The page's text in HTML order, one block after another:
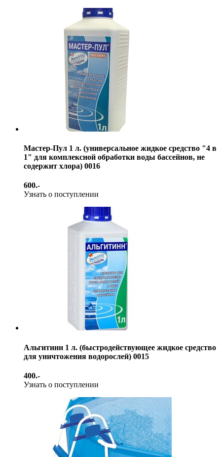
Мастер-Пул 1 л. (универсальное жидкое средство "4 в
1" для комплексной обработки воды бассейнов, не
содержит хлора) 0016
600.-
Узнать о поступлении
Альгитинн 1 л. (быстродействующее жидкое средство
для уничтожения водорослей) 0015
400.-
Узнать о поступлении